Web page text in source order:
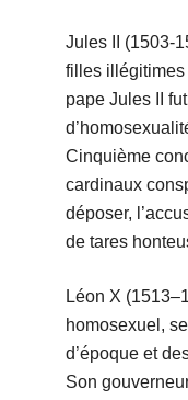
Jules II (1503-
filles illégitimes
pape Jules II
Cinquième
cardinaux
déposer,
de tares
Léon X
homosexuel,
d’époque et
Son